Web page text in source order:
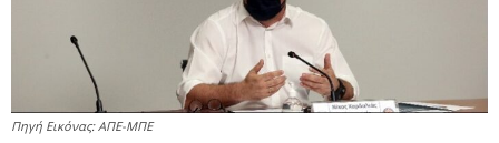
Πηγή Εικόνας: ΑΠΕ-ΜΠΕ